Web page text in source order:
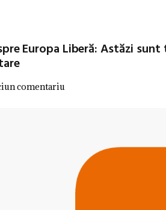
Europa Liberă: Astăzi
comentariu